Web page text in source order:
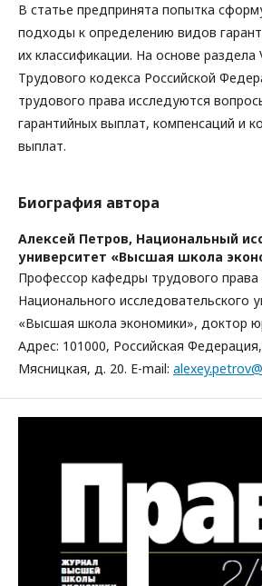
В статье предпринята попытка
подходы к определению видов
их классификации. На основе
Трудового кодекса Российской
трудового права исследуются
гарантийных выплат, компенсаций и
выплат.
Биография автора
Алексей Петров, Национальный
университет «Высшая школа
Профессор кафедры трудового права
Национального исследовательского
«Высшая школа экономики», доктор
Адрес: 101000, Российская
Мясницкая, д. 20. E-mail: